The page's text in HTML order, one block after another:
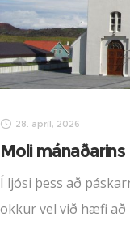
28. apríl, 2026
Moli
Í ljósi þess að
okkur vel við hæfi